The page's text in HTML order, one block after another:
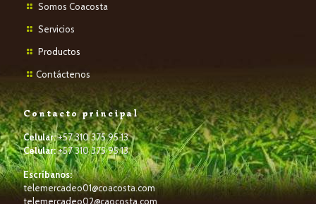
Somos Coacosta
Servicios
Productos
Contáctenos
Contacto principal
Celular:+57 310 375 95 13
Celular:+57 310 375 95 13
Escríbanos:
telemercadeo01@coacosta.com
telemercadeo02@caocosta.com